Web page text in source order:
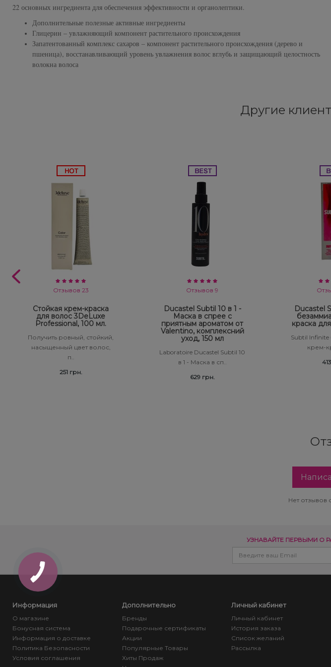
22 основных ингредиента для обеспечения эффективности и органолептики.
Дополнительные полезные активные ингредиенты
Глицерин – увлажняющий компонент растительного происхождения
Запатентованный комплекс сахаров – компонент растительного происхождения (дерево и
пшеница), восстанавливающий уровень увлажнения волос вглубь и защищающий целостность
волокна волоса
Другие
Отзывов 23
Стойкая крем-краска
для волос 3DeLuxe
Professional, 100 мл.
Получить ровный, стойкий,
насыщенный цвет волос,
п..
251 грн.
Отзывов 9
Ducastel Subtil 10 в 1 -
Маска в спрее с
приятным ароматом от
Valentino, комплексний
уход, 150 мл
Laboratoire Ducastel Subtil 10
в 1 - Маска в сп..
629 грн.
Ducastel
краска
Subtil
крем-
Нет отзывов
УЗНАВАЙТЕ ПЕРВЫМИ О
Информация
О магазине
Бонусная система
Информация о доставке
Политика Безопасности
Условия соглашения
Дополнительно
Бренды
Подарочные сертификаты
Акции
Популярные Товары
Хиты Продаж
Личный кабинет
Личный кабинет
История заказа
Список желаний
Рассылка
Subtil Global Lift - Глубокое восстановление
Subtil Man XY - Серия для мужчин: для ухода и укладки
Subtil Retouch Lab - защита цвета волос
You Look Professional